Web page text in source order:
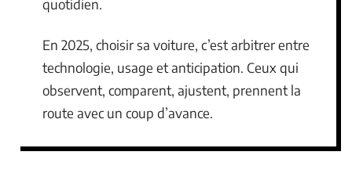
quotidien.
En 2025, choisir sa voiture, c’est arbitrer entre
technologie, usage et anticipation. Ceux qui
observent, comparent, ajustent, prennent la
route avec un coup d’avance.